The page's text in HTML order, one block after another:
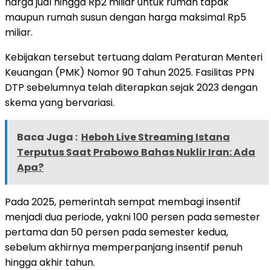
maupun rumah susun dengan harga maksimal Rp5
miliar.
Kebijakan tersebut tertuang dalam Peraturan Menteri
Keuangan (PMK) Nomor 90 Tahun 2025. Fasilitas PPN
DTP sebelumnya telah diterapkan sejak 2023 dengan
skema yang bervariasi.
Baca Juga : Heboh Live Streaming Istana
Terputus Saat Prabowo Bahas Nuklir Iran: Ada
Apa?
Pada 2025, pemerintah sempat membagi insentif
menjadi dua periode, yakni 100 persen pada semester
pertama dan 50 persen pada semester kedua,
sebelum akhirnya memperpanjang insentif penuh
hingga akhir tahun.